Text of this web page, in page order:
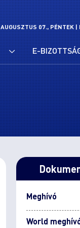
AUGUSZTUS 07., PÉNTEK |
E-
Meghívó
World